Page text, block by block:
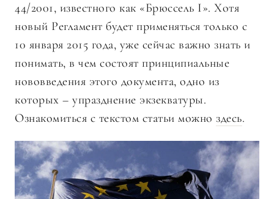
44/2001, известного как «Брюссель І». Хотя
новый Регламент будет применяться только с
10 января 2015 года, уже сейчас важно знать и
понимать, в чем состоят принципиальные
нововведения этого документа, одно из
которых – упразднение экзекватуры.
Ознакомиться с текстом статьи можно здесь.